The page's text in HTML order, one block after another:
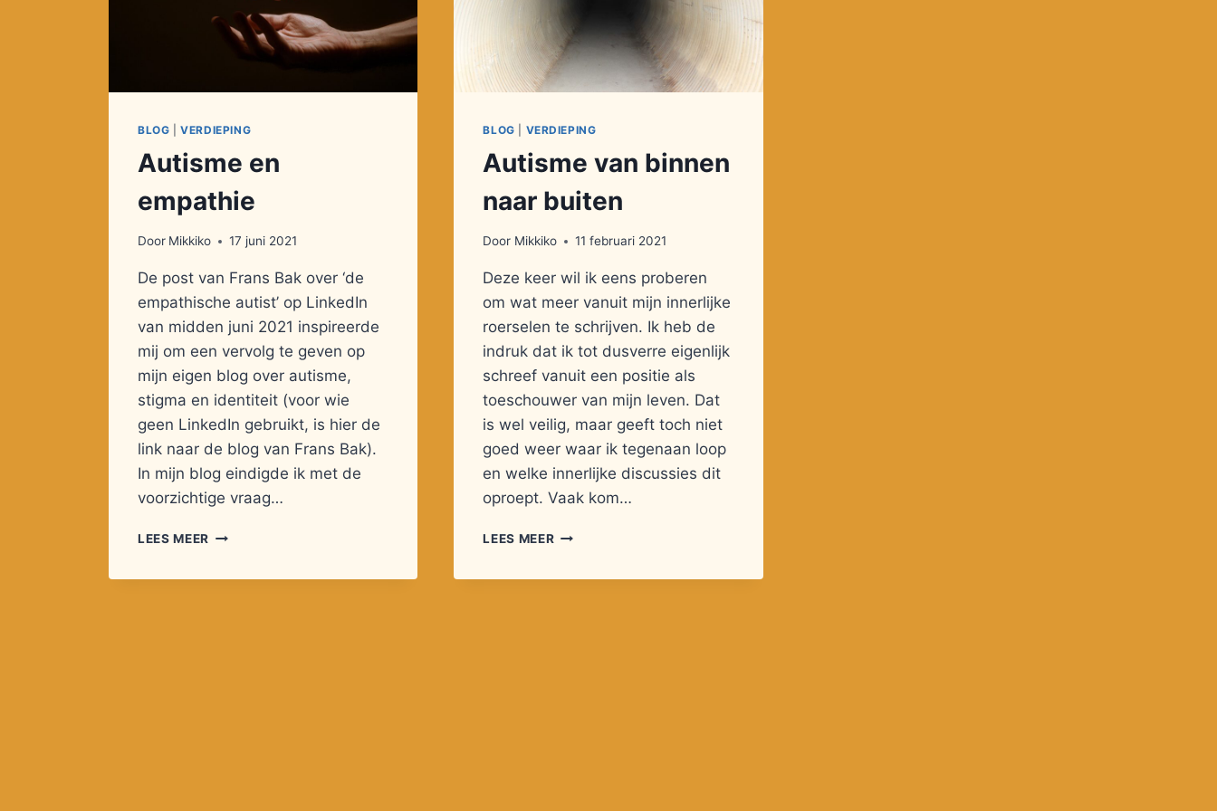
BLOG |VERDIEPING
Autisme en
empathie
Door Mikkiko 17 juni 2021
De post van Frans Bak over ‘de
empathische autist’ op LinkedIn
van midden juni 2021 inspireerde
mij om een vervolg te geven op
mijn eigen blog over autisme,
stigma en identiteit (voor wie
geen LinkedIn gebruikt, is hier de
link naar de blog van Frans Bak).
In mijn blog eindigde ik met de
voorzichtige vraag…
LEES MEER AUTISME
BLOG VERDIEPING
Autisme van binnen
naar buiten
Door Mikkiko 11 februari 2021
Deze keer wil ik eens proberen
om wat meer vanuit mijn innerlijke
roerselen te schrijven. Ik heb de
indruk dat ik tot dusverre eigenlijk
schreef vanuit een positie als
toeschouwer van mijn leven. Dat
is wel veilig, maar geeft toch niet
goed weer waar ik tegenaan loop
en welke innerlijke discussies dit
oproept. Vaak kom…
LEES MEERAUTISME